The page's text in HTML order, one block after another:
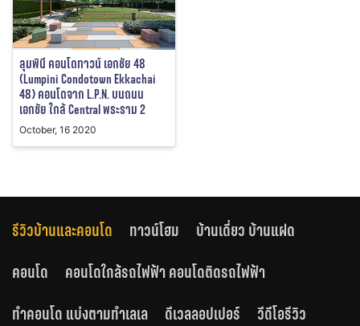
ลุมพินี คอนโดทาวน์ เอกชัย 48
(Lumpini Condotown Ekkachai
48) คอนโดจาก L.P.N. บนถนน
เอกชัย ใกล้ Central พระราม 2
October, 16 2020
รีวิวบ้านและคอนโด ทาวน์โฮม
บ้านเดี่ยว บ้านแฝด
คอนโด
คอนโดใกล้รถไฟฟ้า คอนโดติดรถไฟฟ้า
ทำคอนโด แบ่งตามทำเลเล
ดีเวลลอปเปอร์ วีดีโอรีวิว